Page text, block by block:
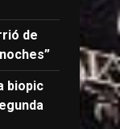
de
biopic